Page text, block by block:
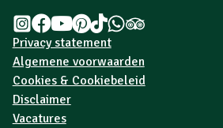
Privacy statement
Algemene voorwaarden
Cookies & Cookiebeleid
Disclaimer
Vacatures